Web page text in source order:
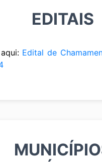
EDITAIS
Edital de